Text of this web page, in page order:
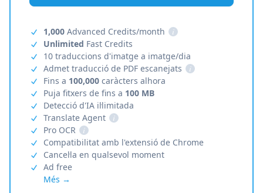
1,000 Advanced Credits/month
i
Unlimited Fast Credits
10 traduccions d'imatge a imatge/dia
Admet traducció de PDF escanejats
i
Fins a 100,000 caràcters alhora
Puja fitxers de fins a 100 MB
Detecció d'IA il·limitada
Translate Agent
i
Pro OCR
i
Compatibilitat amb l'extensió de Chrome
Cancel·la en qualsevol moment
Ad free
Més →